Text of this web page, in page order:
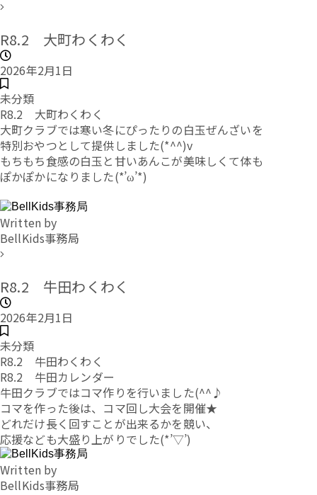
R8.2 大町わくわく
2026年2月1日
未分類
R8.2 大町わくわく
大町クラブでは寒い冬にぴったりの白玉ぜんざいを
特別おやつとして提供しました(*^^)v
もちもち食感の白玉と甘いあんこが美味しくて体も
ぽかぽかになりました(*’ω’*)
Written by
BellKids事務局
R8.2 牛田わくわく
2026年2月1日
未分類
R8.2 牛田わくわく
R8.2 牛田カレンダー
牛田クラブではコマ作りを行いました(^^♪
コマを作った後は、コマ回し大会を開催★
どれだけ長く回すことが出来るかを競い、
応援なども大盛り上がりでした(*’▽’)
Written by
BellKids事務局